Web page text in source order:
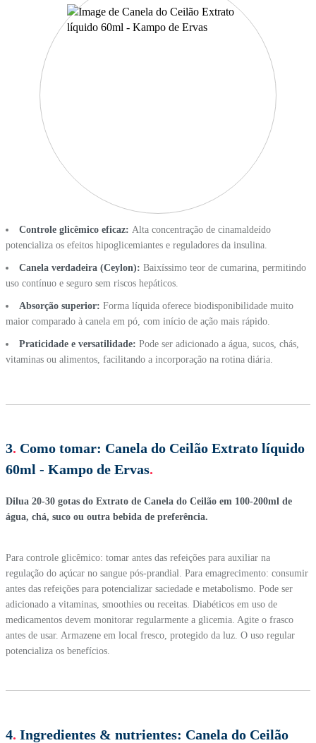
Controle glicêmico eficaz: Alta concentração de cinamaldeído
potencializa os efeitos hipoglicemiantes e reguladores da insulina.
Canela verdadeira (Ceylon): Baixíssimo teor de cumarina, permitindo
uso contínuo e seguro sem riscos hepáticos.
Absorção superior: Forma líquida oferece biodisponibilidade muito
maior comparado à canela em pó, com início de ação mais rápido.
Praticidade e versatilidade: Pode ser adicionado a água, sucos, chás,
vitaminas ou alimentos, facilitando a incorporação na rotina diária.
3. Como tomar: Canela do Ceilão Extrato líquido
60ml - Kampo de Ervas.
Dilua 20-30 gotas do Extrato de Canela do Ceilão em 100-200ml de
água, chá, suco ou outra bebida de preferência.
Para controle glicêmico: tomar antes das refeições para auxiliar na
regulação do açúcar no sangue pós-prandial. Para emagrecimento: consumir
antes das refeições para potencializar saciedade e metabolismo. Pode ser
adicionado a vitaminas, smoothies ou receitas. Diabéticos em uso de
medicamentos devem monitorar regularmente a glicemia. Agite o frasco
antes de usar. Armazene em local fresco, protegido da luz. O uso regular
potencializa os benefícios.
4. Ingredientes & nutrientes: Canela do Ceilão